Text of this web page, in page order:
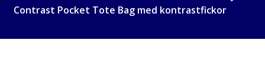
Contrast Pocket Tote Bag med kontrastfickor